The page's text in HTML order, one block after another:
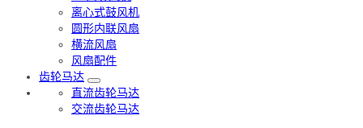
离心式鼓风机
圆形内联风扇
横流风扇
风扇配件
齿轮马达
直流齿轮马达
交流齿轮马达